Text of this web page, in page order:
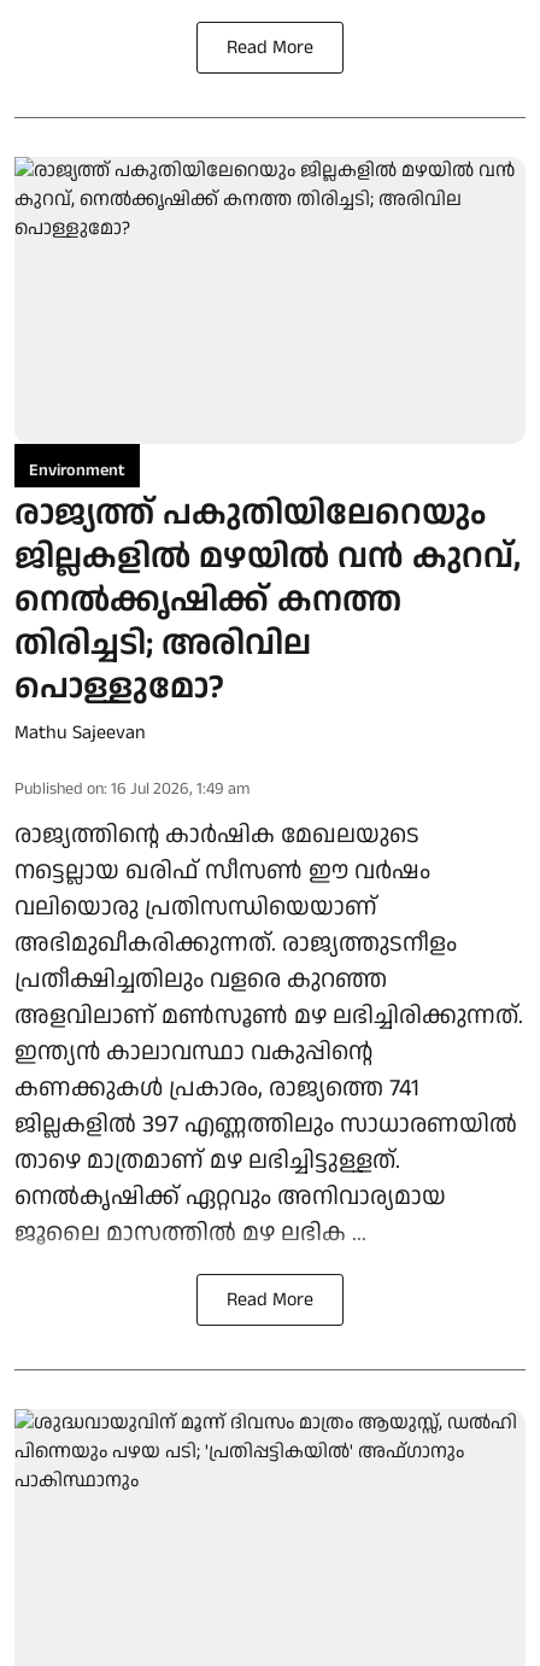
Read More
Environment
രാജ്യത്ത് പകുതിയിലേറെയും
ജില്ലകളിൽ മഴയിൽ വൻ കുറവ്,
നെല്‍ക്കൃഷിക്ക് കനത്ത
തിരിച്ചടി; അരിവില
പൊള്ളുമോ?
Mathu Sajeevan
Published on: 16 Jul 2026, 1:49 am
രാജ്യത്തിന്റെ കാര്‍ഷിക മേഖലയുടെ
നട്ടെല്ലായ ഖരിഫ് സീസണ്‍ ഈ വര്‍ഷം
വലിയൊരു പ്രതിസന്ധിയെയാണ്
അഭിമുഖീകരിക്കുന്നത്. രാജ്യത്തുടനീളം
പ്രതീക്ഷിച്ചതിലും വളരെ കുറഞ്ഞ
അളവിലാണ് മണ്‍സൂണ്‍ മഴ ലഭിച്ചിരിക്കുന്നത്.
ഇന്ത്യന്‍ കാലാവസ്ഥാ വകുപ്പിന്റെ
കണക്കുകള്‍ പ്രകാരം, രാജ്യത്തെ 741
ജില്ലകളില്‍ 397 എണ്ണത്തിലും സാധാരണയില്‍
താഴെ മാത്രമാണ് മഴ ലഭിച്ചിട്ടുള്ളത്.
നെല്‍കൃഷിക്ക് ഏറ്റവും അനിവാര്യമായ
ജൂലൈ മാസത്തില്‍ മഴ ലഭിക ...
Read More